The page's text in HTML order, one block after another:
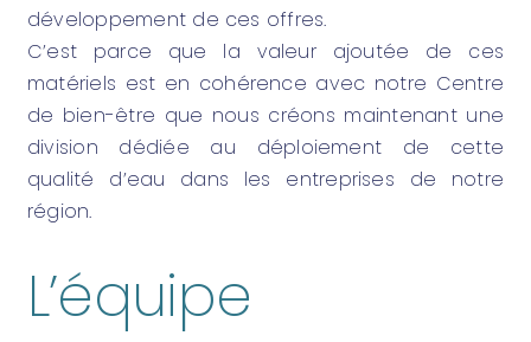
développement de ces offres.
C’est parce que la valeur ajoutée de ces
matériels est en cohérence avec notre Centre
de bien-être que nous créons maintenant une
division dédiée au déploiement de cette
qualité d’eau dans les entreprises de notre
région.
L’équipe